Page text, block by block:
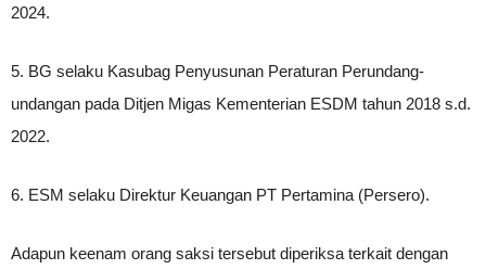
2024.
5. BG selaku Kasubag Penyusunan Peraturan Perundang-
undangan pada Ditjen Migas Kementerian ESDM tahun 2018 s.d.
2022.
6. ESM selaku Direktur Keuangan PT Pertamina (Persero).
Adapun keenam orang saksi tersebut diperiksa terkait dengan